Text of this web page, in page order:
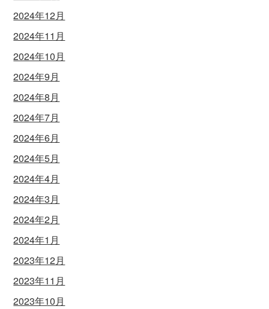
2024年12月
2024年11月
2024年10月
2024年9月
2024年8月
2024年7月
2024年6月
2024年5月
2024年4月
2024年3月
2024年2月
2024年1月
2023年12月
2023年11月
2023年10月